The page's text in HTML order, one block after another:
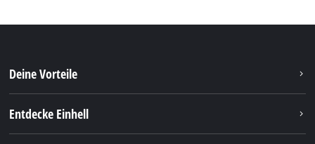
Deine Vorteile
Entdecke Einhell